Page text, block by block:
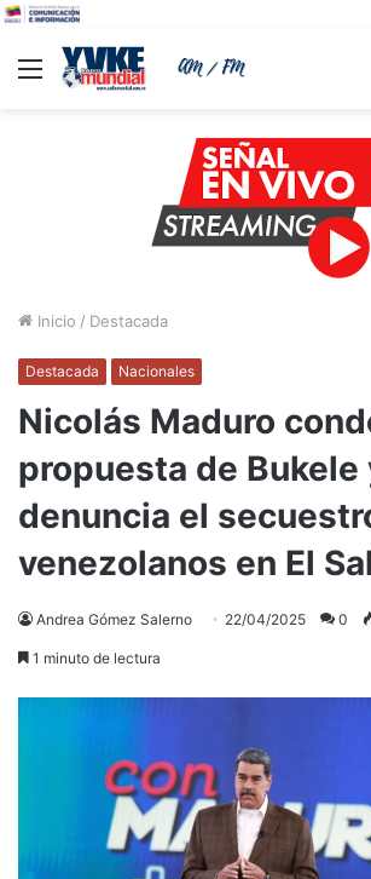
Menu
Inicio / Destacada
Destacada Nacionales
Nicolás Maduro
propuesta de Bukele
denuncia el
venezolanos en El
Andrea Gómez Salerno 22/04/2025 0
1 minuto de lectura